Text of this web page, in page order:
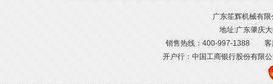
广东笙辉机械有
地址:广东肇庆
销售热线：400-997-1388 客
开户行：中国工商银行股份有